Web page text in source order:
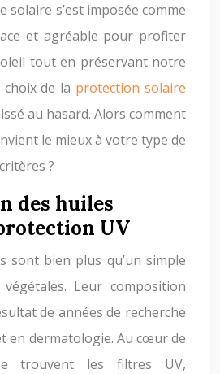
solaire s’est imposée comme
et agréable pour profiter
tout en préservant notre
de la protection solaire
au hasard. Alors comment
le mieux à votre type de
?
des huiles
UV
sont bien plus qu’un simple
végétales. Leur composition
de années de recherche
en dermatologie. Au cœur de
trouvent les filtres UV,